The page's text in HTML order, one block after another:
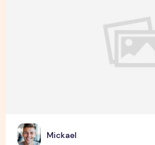
M Mickael